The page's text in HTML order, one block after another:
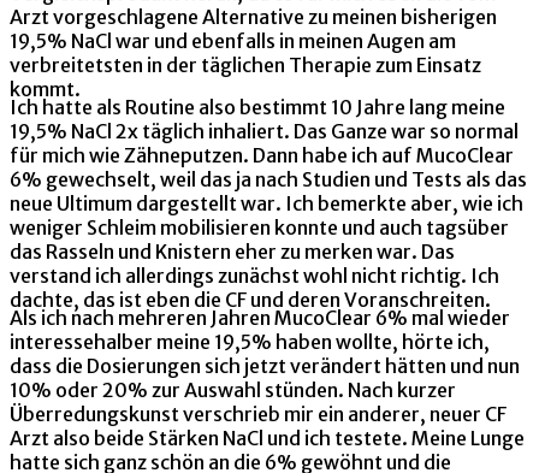
Arzt vorgeschlagene Alternative zu meinen bisherigen
19,5% NaCl war und ebenfalls in meinen Augen am
verbreitetsten in der täglichen Therapie zum Einsatz
kommt.
Ich hatte als Routine also bestimmt 10 Jahre lang meine
19,5% NaCl 2x täglich inhaliert. Das Ganze war so normal
für mich wie Zähneputzen. Dann habe ich auf MucoClear
6% gewechselt, weil das ja nach Studien und Tests als das
neue Ultimum dargestellt war. Ich bemerkte aber, wie ich
weniger Schleim mobilisieren konnte und auch tagsüber
das Rasseln und Knistern eher zu merken war. Das
verstand ich allerdings zunächst wohl nicht richtig. Ich
dachte, das ist eben die CF und deren Voranschreiten.
Als ich nach mehreren Jahren MucoClear 6% mal wieder
interessehalber meine 19,5% haben wollte, hörte ich,
dass die Dosierungen sich jetzt verändert hätten und nun
10% oder 20% zur Auswahl stünden. Nach kurzer
Überredungskunst verschrieb mir ein anderer, neuer CF
Arzt also beide Stärken NaCl und ich testete. Meine Lunge
hatte sich ganz schön an die 6% gewöhnt und die